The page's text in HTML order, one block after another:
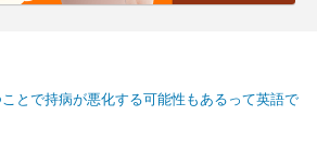
とで持病が悪化する可能性もあるって英語で